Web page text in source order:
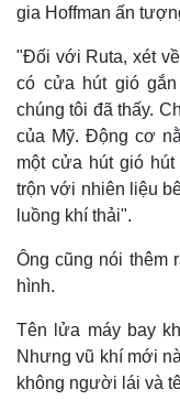
gia Hoffman ấn
"Đối với Ruta, xét
có cửa hút gió
chúng tôi đã thấy.
của Mỹ. Động cơ
một cửa hút gió
trộn với nhiên liệu
luồng khí thải".
Ông cũng nói thêm
hình.
Tên lửa máy bay
Nhưng vũ khí mới
không người lái và